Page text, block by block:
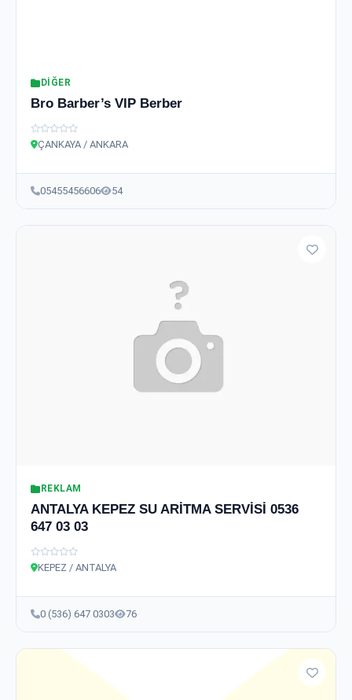
DIĞER
Bro Barber’s VIP Berber
ÇANKAYA / ANKARA
05455456606 54
REKLAM
ANTALYA KEPEZ SU ARİTMA SERVİSİ 0536
647 03 03
KEPEZ / ANTALYA
0 (536) 647 0303 76